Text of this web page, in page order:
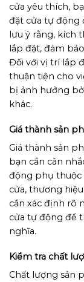
cửa yêu thích,
đặt cửa tự động
lưu ý rằng, kích
lắp đặt, đảm
Đối với vị trí lắp
thuận tiện cho
bị ảnh hưởng
khác.
Giá thành sản
Giá thành sản
bạn cần cân
động phụ thuộc
cửa, thương
cần xác định rõ
cửa tự động để
nghĩa.
Kiểm tra chất
Chất lượng sản